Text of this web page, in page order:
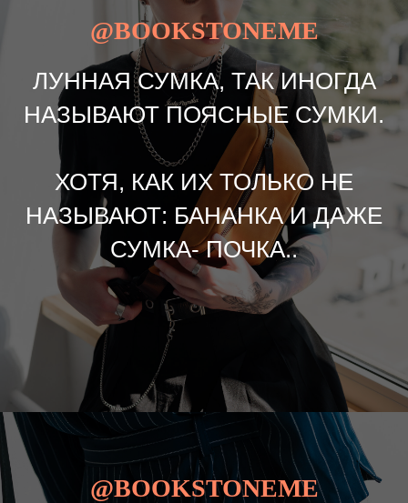
@BOOKSTONEME
ЛУННАЯ СУМКА, ТАК ИНОГДА
НАЗЫВАЮТ ПОЯСНЫЕ СУМКИ.
ХОТЯ, КАК ИХ ТОЛЬКО НЕ
НАЗЫВАЮТ: БАНАНКА И ДАЖЕ
СУМКА- ПОЧКА..
@BOOKSTONEME